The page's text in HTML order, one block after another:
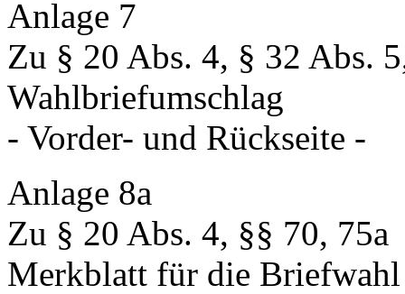
Anlage 7
Zu § 20 Abs. 4, § 32 Abs.
Wahlbriefumschlag
- Vorder- und Rückseite -
Anlage 8a
Zu § 20 Abs. 4, §§ 70, 75a
Merkblatt für die